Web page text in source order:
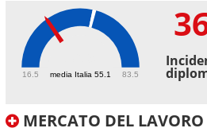
media Italia 55.1
16.5 83.5
MERCATO DEL LAVORO